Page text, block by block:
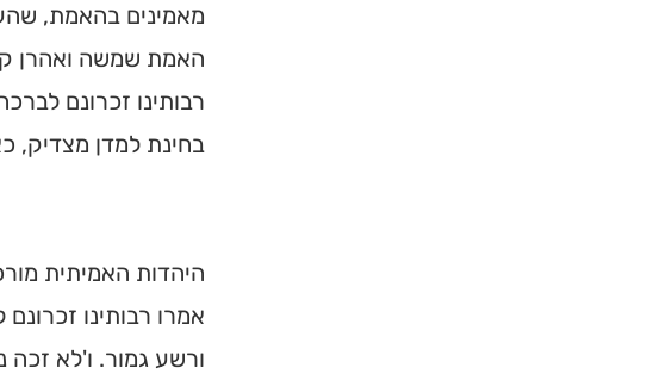
מאמינים בהאמת,
האמת שמשה ואהרן
רבותינו זכרונם
בחינת למדן מצדיק,
היהדות האמיתית
אמרו רבותינו
ורשע גמור. ו'לא זכה